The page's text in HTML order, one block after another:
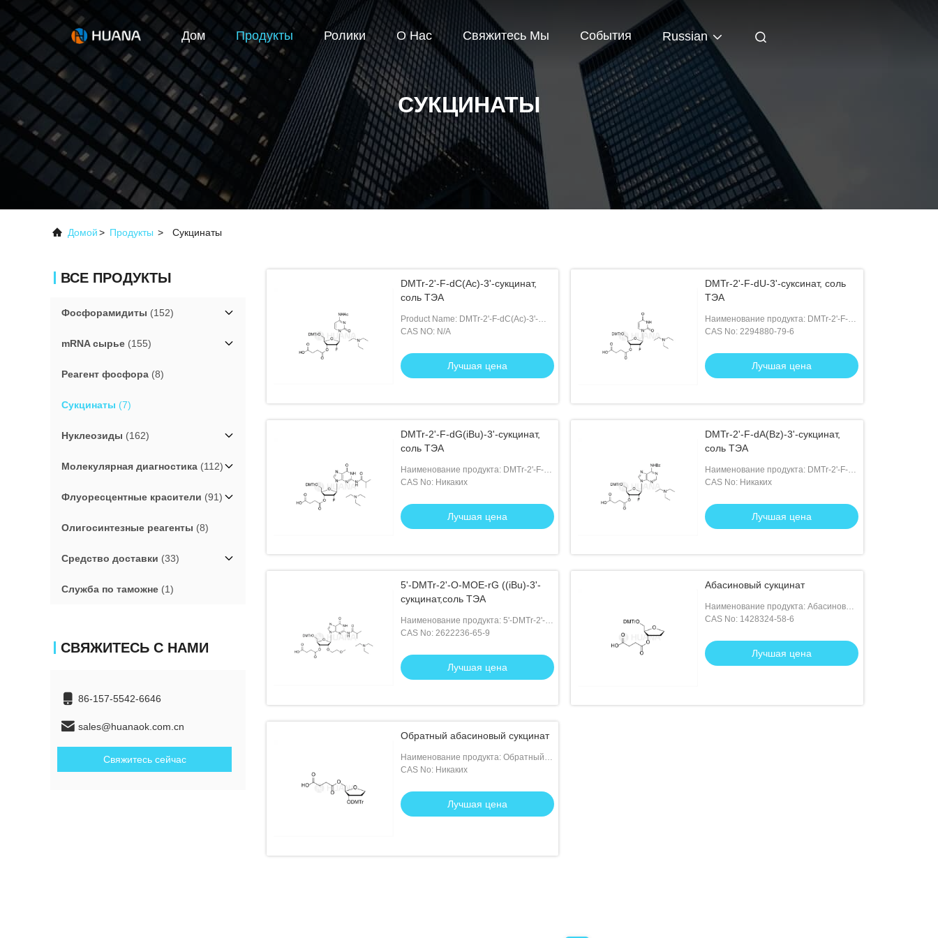
Дом Продукты Ролики О Нас Свяжитесь Мы События Russian
СУКЦИНАТЫ
Домой> Продукты > Сукцинаты
ВСЕ ПРОДУКТЫ
Фосфорамидиты (152)
mRNA сырье (155)
Реагент фосфора (8)
Сукцинаты (7)
Нуклеозиды (162)
Молекулярная диагностика (112)
Флуоресцентные красители (91)
Олигосинтезные реагенты (8)
Средство доставки (33)
Служба по таможне (1)
СВЯЖИТЕСЬ С НАМИ
86-157-5542-6646
sales@huanaok.com.cn
Свяжитесь сейчас
DMTr-2'-F-dC(Ac)-3'-сукцинат,
соль ТЭА
Product Name: DMTr-2'-F-dC(Ac)-3'-
succinate, TEA salt
CAS NO: N/A
Лучшая цена
DMTr-2'-F-dU-3'-суксинат, соль
ТЭА
Наименование продукта: DMTr-2'-F-
dU-3'-суксинат, соль ТЭА
CAS No: 2294880-79-6
Лучшая цена
DMTr-2'-F-dG(iBu)-3'-сукцинат,
соль ТЭА
Наименование продукта: DMTr-2'-F-
dG(iBu)-3'-сукцинат, соль ТЭА
CAS No: Никаких
Лучшая цена
DMTr-2'-F-dA(Bz)-3'-сукцинат,
соль ТЭА
Наименование продукта: DMTr-2'-F-
dA(Bz)-3'-сукцинат, соль ТЭА
CAS No: Никаких
Лучшая цена
5'-DMTr-2'-O-MOE-rG ((iBu)-3'-
сукцинат,соль ТЭА
Наименование продукта: 5'-DMTr-2'-O-
MOE-rG ((iBu)-3'-сукцинат,соль ТЭА
CAS No: 2622236-65-9
Лучшая цена
Абасиновый сукцинат
Наименование продукта: Абасиновый
сукцинат
CAS No: 1428324-58-6
Лучшая цена
Обратный абасиновый сукцинат
Наименование продукта: Обратный
абасиновый сукцинат
CAS No: Никаких
Лучшая цена